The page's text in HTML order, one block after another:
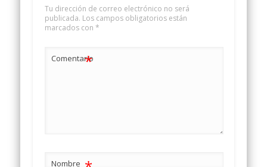
Tu dirección de correo electrónico no será
publicada. Los campos obligatorios están
marcados con *
Comentario
*
Nombre